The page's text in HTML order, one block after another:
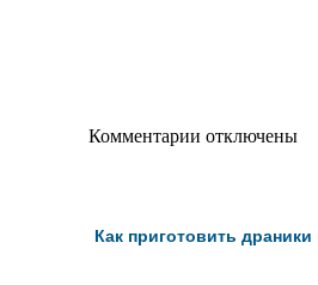
Комментарии отключены
Как приготовить